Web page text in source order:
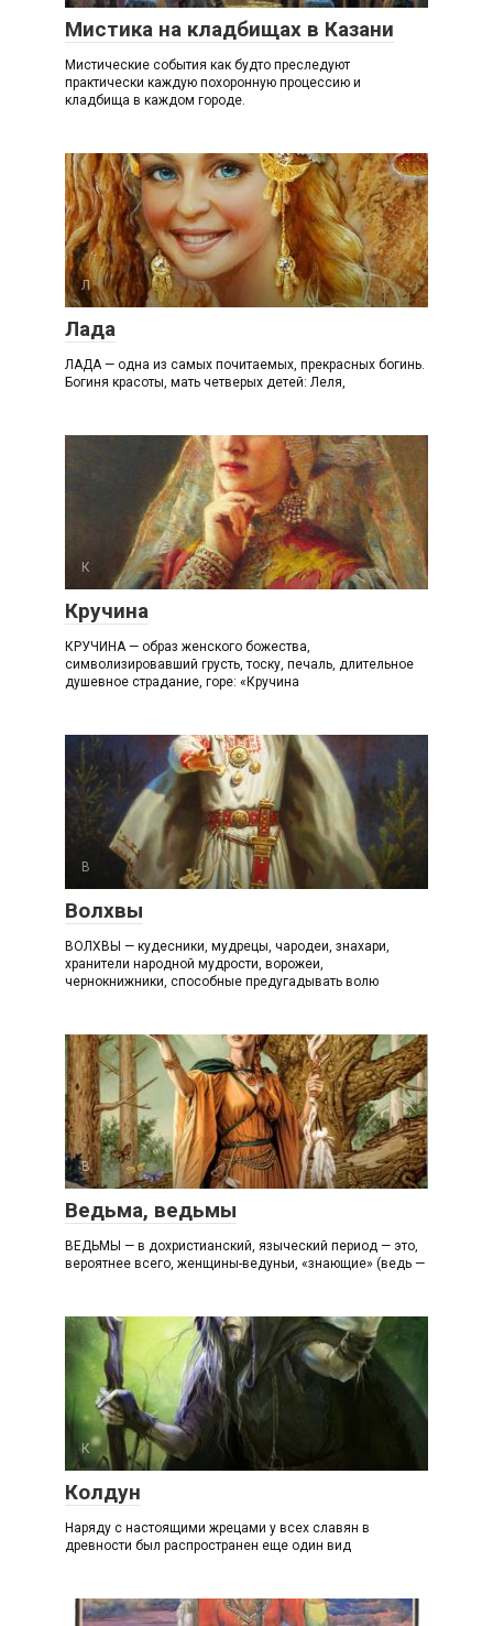
Мистика на кладбищах в Казани
Мистические события как будто преследуют
практически каждую похоронную процессию и
кладбища в каждом городе.
Л
Лада
ЛАДА — одна из самых почитаемых, прекрасных богинь.
Богиня красоты, мать четверых детей: Леля,
К
Кручина
КРУЧИНА — образ женского божества,
символизировавший грусть, тоску, печаль, длительное
душевное страдание, горе: «Кручина
В
Волхвы
ВОЛХВЫ — кудесники, мудрецы, чародеи, знахари,
хранители народной мудрости, ворожеи,
чернокнижники, способные предугадывать волю
В
Ведьма, ведьмы
ВЕДЬМЫ — в дохристианский, языческий период — это,
вероятнее всего, женщины-ведуньи, «знающие» (ведь —
К
Колдун
Наряду с настоящими жрецами у всех славян в
древности был распространен еще один вид